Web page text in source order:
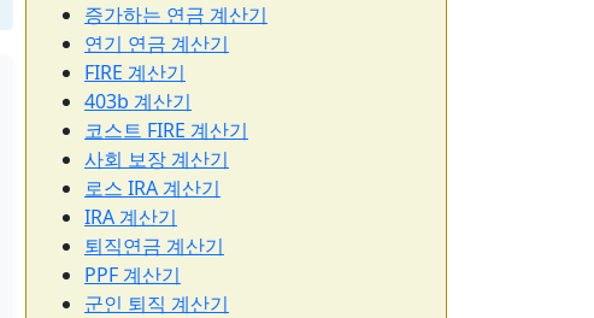
증가하는 연금 계산기
연기 연금 계산기
FIRE 계산기
403b 계산기
코스트 FIRE 계산기
사회 보장 계산기
로스 IRA 계산기
IRA 계산기
퇴직연금 계산기
PPF 계산기
군인 퇴직 계산기